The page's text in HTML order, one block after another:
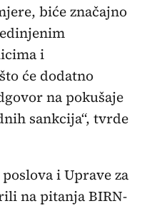
biće značajno
i
će dodatno
na pokušaje
sankcija“, tvrde
i Uprave za
na pitanja BIRN-